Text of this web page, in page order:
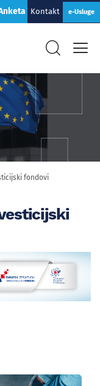
Kontakt e-Usluge
fondovi